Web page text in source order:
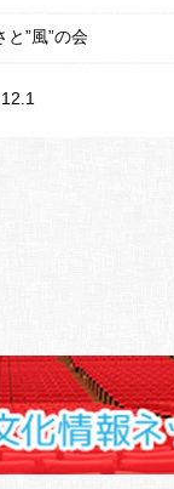
と”風”の会